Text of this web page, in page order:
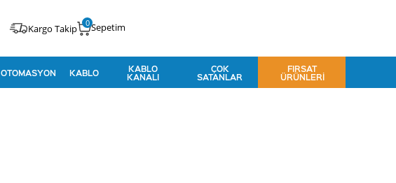
Kargo Takip Sepetim
0
OTOMASYON KABLO KABLO
KANALI
ÇOK
SATANLAR
FIRSAT
ÜRÜNLERI